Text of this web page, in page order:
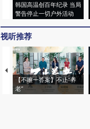
韩国高温创百年纪录 当局
警告停止一切户外活动
视听推荐
【不唯一答案】不止“养
老”